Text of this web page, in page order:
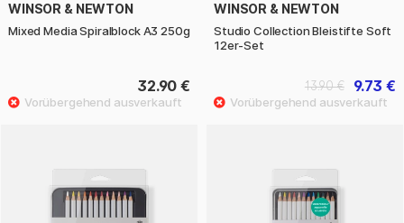
WINSOR & NEWTON
Mixed Media Spiralblock A3 250g
32.90 €
WINSOR & NEWTON
Studio Collection Bleistifte Soft
12er-Set
9.73 €
13.90 €